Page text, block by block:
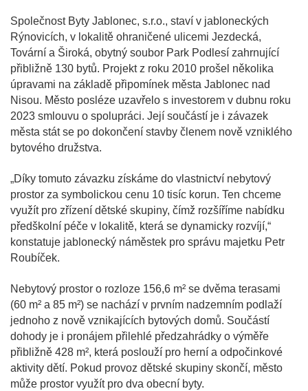
Společnost Byty Jablonec, s.r.o., staví v jabloneckých
Rýnovicích, v lokalitě ohraničené ulicemi Jezdecká,
Tovární a Široká, obytný soubor Park Podlesí zahrnující
přibližně 130 bytů. Projekt z roku 2010 prošel několika
úpravami na základě připomínek města Jablonec nad
Nisou. Město posléze uzavřelo s investorem v dubnu roku
2023 smlouvu o spolupráci. Její součástí je i závazek
města stát se po dokončení stavby členem nově vzniklého
bytového družstva.
„Díky tomuto závazku získáme do vlastnictví nebytový
prostor za symbolickou cenu 10 tisíc korun. Ten chceme
využít pro zřízení dětské skupiny, čímž rozšíříme nabídku
předškolní péče v lokalitě, která se dynamicky rozvíjí,“
konstatuje jablonecký náměstek pro správu majetku Petr
Roubíček.
Nebytový prostor o rozloze 156,6 m² se dvěma terasami
(60 m² a 85 m²) se nachází v prvním nadzemním podlaží
jednoho z nově vznikajících bytových domů. Součástí
dohody je i pronájem přilehlé předzahrádky o výměře
přibližně 428 m², která poslouží pro herní a odpočinkové
aktivity dětí. Pokud provoz dětské skupiny skončí, město
může prostor využít pro dva obecní byty.